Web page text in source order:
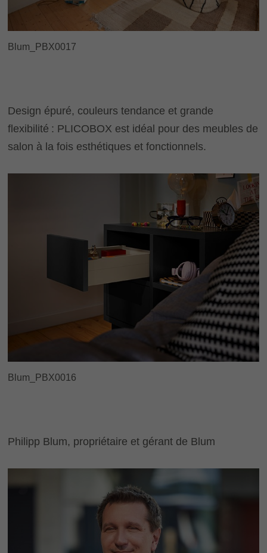
Blum_PBX0017
Blum_PBX0016
Design épuré, couleurs tendance et grande
flexibilité : PLICOBOX est idéal pour des meubles de
salon à la fois esthétiques et fonctionnels.
Philipp Blum, propriétaire et gérant de Blum